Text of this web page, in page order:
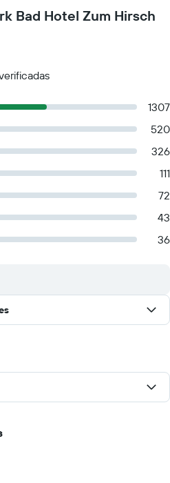
Bad Hotel Zum Hirsch
1307
520
326
111
72
43
36